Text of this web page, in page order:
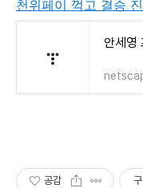
천위페이 꺽고 결승
공감